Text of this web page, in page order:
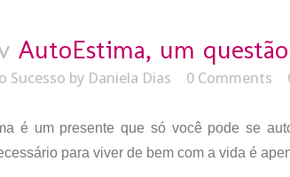
AutoEstima, um
Sucesso by Daniela Dias 0 Comments
é um presente que só você pode se
para viver de bem com a vida é